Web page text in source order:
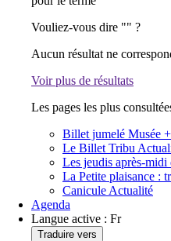
Vouliez-vous dire "" ?
Aucun résultat ne
Voir plus de résultats
Les pages les plus
Billet jumelé Musée
Le Billet Tribu
Les jeudis après-midi
La Petite plaisance :
Canicule Actualité
Agenda
Langue active : Fr
Traduire vers